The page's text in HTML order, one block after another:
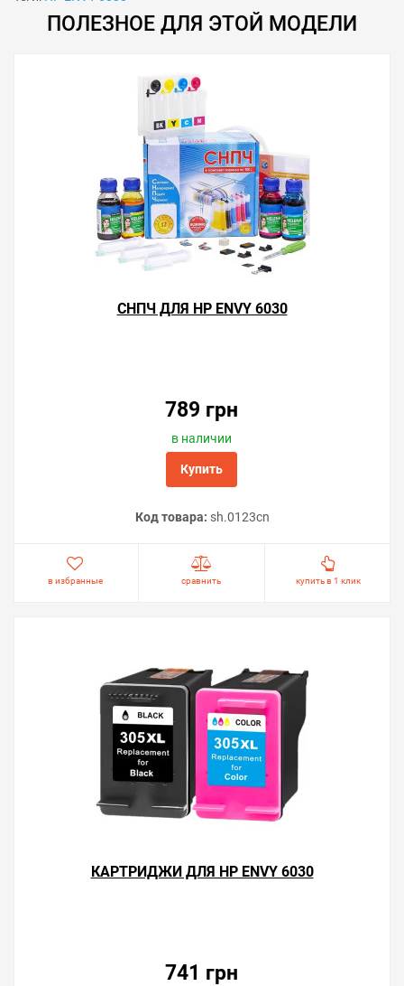
Решили купить чернила для HP ENVY 6030 — оформите
заказ или напишите онлайн-консультанту. Мы ответим
экономичной.
ПОЛЕЗНОЕ ДЛЯ ЭТОЙ МОДЕЛИ
СНПЧ ДЛЯ HP ENVY 6030
789 грн
в наличии
Купить
Код товара: sh.0123cn
в избранные сравнить купить в 1 клик
КАРТРИДЖИ ДЛЯ HP ENVY 6030
741 грн